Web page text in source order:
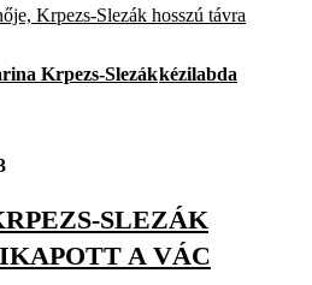
Krpezs-Slezák hosszú távra
Krpezs-Slezákkézilabda
SLEZÁK
A VÁC